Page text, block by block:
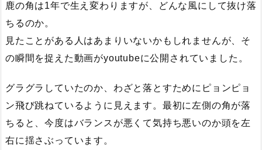
鹿の角は1年で生え変わりますが、どんな風にして抜け落
ちるのか。
見たことがある人はあまりいないかもしれませんが、そ
の瞬間を捉えた動画がyoutubeに公開されていました。
グラグラしていたのか、わざと落とすためにピョンピョ
ン飛び跳ねているように見えます。最初に左側の角が落
ちると、今度はバランスが悪くて気持ち悪いのか頭を左
右に揺さぶっています。